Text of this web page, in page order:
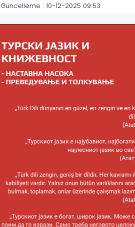
Güncelleme : 10-12-2025 09:53